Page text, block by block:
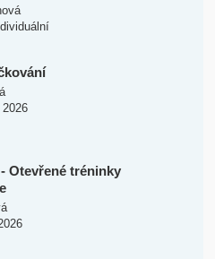
Otevřené tréninky